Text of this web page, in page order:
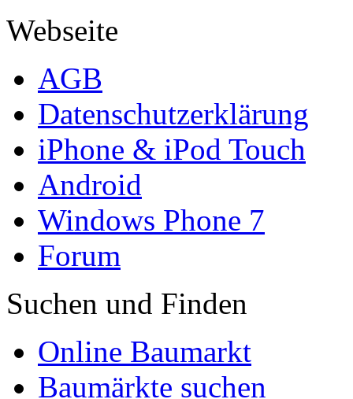
Webseite
AGB
Datenschutzerklärung
iPhone & iPod Touch
Android
Windows Phone 7
Forum
Suchen und Finden
Online Baumarkt
Baumärkte suchen